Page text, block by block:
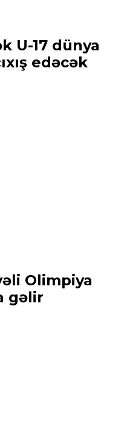
U-17 dünya
edəcək
Olimpiya
gəlir